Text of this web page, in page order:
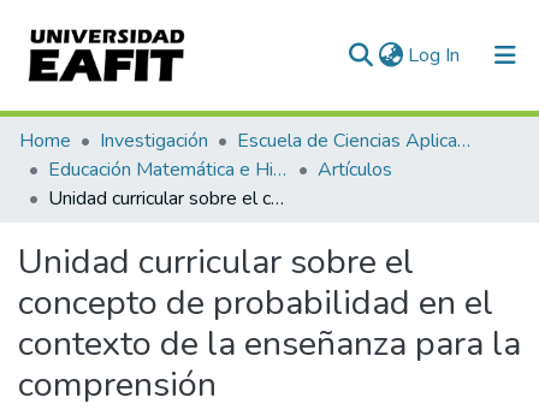
Log In (current)
Communities & Collections
All of DSpace
Home Investigación
Escuela de Ciencias Aplicadas e Ingeniería
Educación Matemática e Historia (EAFIT - U de A)
Artículos
Unidad curricular sobre el concepto de probabilidad en el contexto de la enseñanza para la comprensión
Unidad curricular sobre el
concepto de probabilidad en el
contexto de la enseñanza para la
comprensión